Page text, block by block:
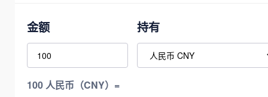
金额 持有
100 人民币（CNY）=